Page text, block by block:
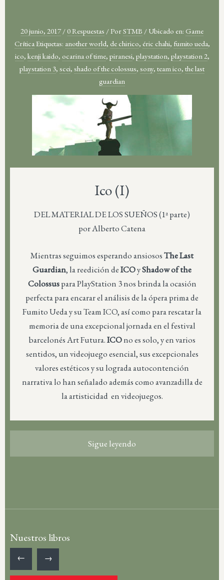
20 junio, 2017 /0 Respuestas /PorSTMB / Ubicado en: Game
CríticaEtiquetas: another world, de chirico, éric chahi, fumito ueda,
ico, kenji kaido, ocarina of time, piranesi, playstation, playstation 2,
playstation 3, scei, shado of the colossus, sony, team ico, the last
guardian
Ico (I)
DEL MATERIAL DE LOS SUEÑOS (1ª parte)
por Alberto Catena
Mientras seguimos esperando ansiososThe Last
Guardian, la reedición deICOyShadow of the
Colossuspara PlayStation 3 nos brinda la ocasión
perfecta para encarar el análisis de la ópera prima de
Fumito Ueda y su Team ICO, así como para rescatar la
memoria de una excepcional jornada en el festival
barcelonés Art Futura.ICOno es solo, y en varios
sentidos, un videojuego esencial, sus excepcionales
valores estéticos y su lograda autocontención
narrativa lo han señalado además como avanzadilla de
la artisticidad en videojuegos.
Sigue leyendo
Nuestros libros
← →